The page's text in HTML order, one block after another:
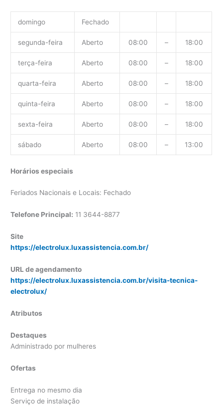
domingo Fechado
segunda-feira Aberto 08:00 – 18:00
terça-feira Aberto 08:00 – 18:00
quarta-feira Aberto 08:00 – 18:00
quinta-feira Aberto 08:00 – 18:00
sexta-feira Aberto 08:00 – 18:00
sábado Aberto 08:00 – 13:00
Horários especiais
Feriados Nacionais e Locais: Fechado
Telefone Principal: 11 3644-8877
Site
https://electrolux.luxassistencia.com.br/
URL de agendamento
https://electrolux.luxassistencia.com.br/visita-tecnica-
electrolux/
Atributos
Destaques
Administrado por mulheres
Ofertas
Entrega no mesmo dia
Serviço de instalação